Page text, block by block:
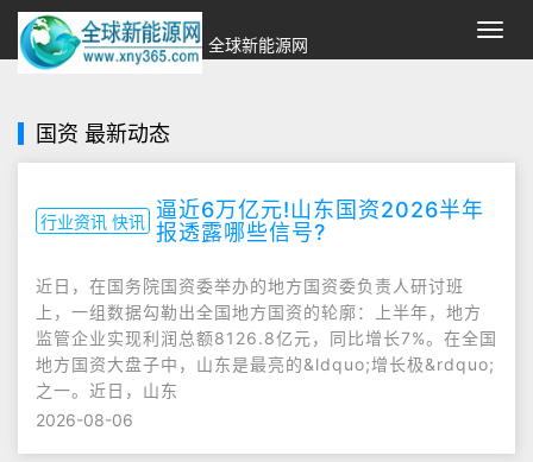
切
换
全球新能源网
国资 最新动态
行业资讯 快讯 逼近6万亿元!山东国资2026半年
报透露哪些信号?
近日，在国务院国资委举办的地方国资委负责人研讨班
上，一组数据勾勒出全国地方国资的轮廓：上半年，地方
监管企业实现利润总额8126.8亿元，同比增长7%。在全国
地方国资大盘子中，山东是最亮的&ldquo;增长极&rdquo;
之一。近日，山东
2026-08-06